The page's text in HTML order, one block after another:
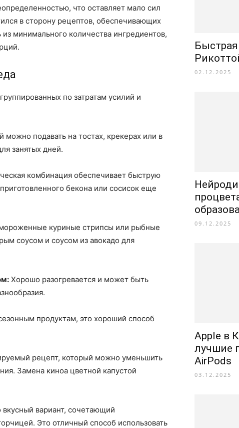
что оставляет мало сил
в сторону рецептов, обеспечивающих
минимального количества ингредиентов,
по затратам усилий и
можно подавать на тостах, крекерах или в
занятых дней.
комбинация обеспечивает быструю
бекона или сосисок еще
куриные стрипсы или рыбные
соусом и соусом из авокадо для
Хорошо разогревается и может быть
продуктам, это хороший способ
рецепт, который можно уменьшить
Замена киноа цветной капустой
вкусный вариант, сочетающий
Это отличный способ использовать
02.12.2025
09.12.2025
Apple в
лучшие
AirPods
03.12.2025